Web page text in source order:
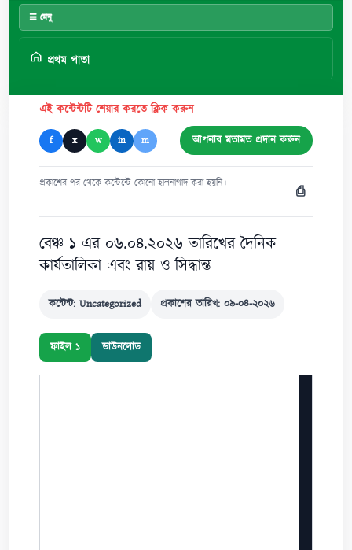
☰ মেনু
প্রথম পাতা
এই কন্টেন্টটি শেয়ার করতে ক্লিক করুন
f x w in m আপনার মতামত প্রদান করুন
প্রকাশের পর থেকে কন্টেন্টে কোনো হালনাগাদ করা হয়নি। ⎙
বেঞ্চ-১ এর ০৬.০৪.২০২৬ তারিখের দৈনিক
কার্যতালিকা এবং রায় ও সিদ্ধান্ত
কন্টেন্ট: Uncategorized প্রকাশের তারিখ: ০৯-০৪-২০২৬
ফাইল ১ ডাউনলোড